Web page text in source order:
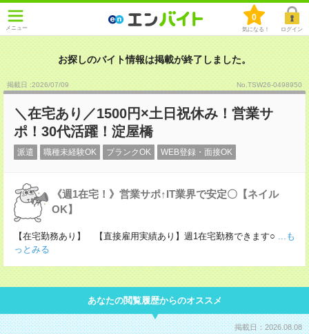
メニュー
0
気になる！ ログイン
お探しのバイト情報は掲載が終了しました。
掲載日 :2026/07/09 No.TSW26-0498950
＼在宅あり／1500円×土日祝休み！営業サ
ポ！30代活躍！淀屋橋
派遣 職種未経験OK ブランクOK WEB登録・面接OK
《週1在宅！》営業サポ↑IT業界で安定〇【ネイル
OK】
【在宅勤務あり】 【直接雇用実績あり】週1在宅勤務できます○ ...も
っとみる
あなたの閲覧履歴からのオススメ
掲載日：2026.08.08